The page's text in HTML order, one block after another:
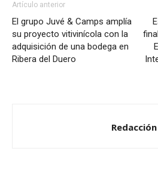
Artículo anterior
El grupo Juvé & Camps amplía
su proyecto vitivinícola con la
adquisición de una bodega en
Ribera del Duero
Redacción